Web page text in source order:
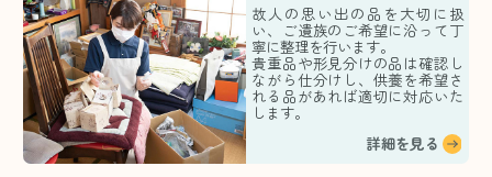
故人の思い出の品を大切に扱
い、ご遺族のご希望に沿って丁
寧に整理を行います。
貴重品や形見分けの品は確認し
ながら仕分けし、供養を希望さ
れる品があれば適切に対応いた
します。
詳細を見る